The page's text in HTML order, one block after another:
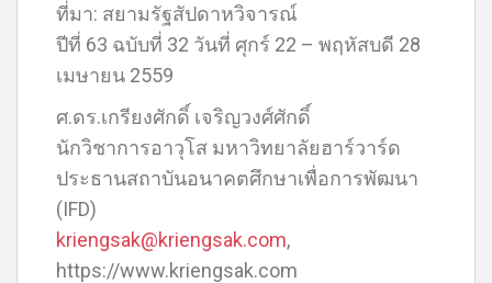
ที่มา: สยามรัฐสัปดาหวิจารณ์
ปีที่ 63 ฉบับที่ 32 วันที่ ศุกร์ 22 – พฤหัสบดี 28
เมษายน 2559
ศ.ดร.เกรียงศักดิ์ เจริญวงศ์ศักดิ์
นักวิชาการอาวุโส มหาวิทยาลัยฮาร์วาร์ด
ประธานสถาบันอนาคตศึกษาเพื่อการพัฒนา
(IFD)
kriengsak@kriengsak.com,
https://www.kriengsak.com